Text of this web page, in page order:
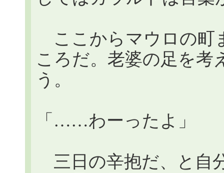
ここからマウロの町
ころだ。老婆の足を考
う。
「……わーったよ」
三日の辛抱だ、と自